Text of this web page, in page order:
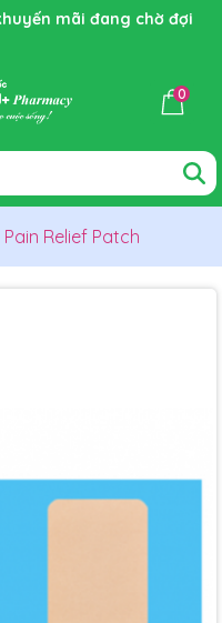
mãi đang chờ đợi
0
Relief Patch